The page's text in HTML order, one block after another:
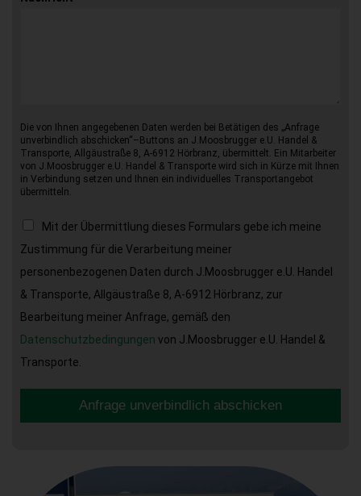
Die von Ihnen angegebenen Daten werden bei Betätigen des „Anfrage
unverbindlich abschicken“–Buttons an J.Moosbrugger e.U. Handel &
Transporte, Allgäustraße 8, A-6912 Hörbranz, übermittelt. Ein Mitarbeiter
von J.Moosbrugger e.U. Handel & Transporte wird sich in Kürze mit Ihnen
in Verbindung setzen und Ihnen ein individuelles Transportangebot
übermitteln.
Mit der Übermittlung dieses Formulars gebe ich meine
Zustimmung für die Verarbeitung meiner
personenbezogenen Daten durch J.Moosbrugger e.U. Handel
& Transporte, Allgäustraße 8, A-6912 Hörbranz, zur
Bearbeitung meiner Anfrage, gemäß den
Datenschutzbedingungen von J.Moosbrugger e.U. Handel &
Transporte.
Anfrage unverbindlich abschicken